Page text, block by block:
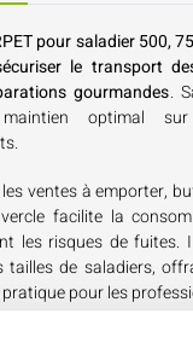
pour saladier 500,
le transport
gourmandes.
optimal
ventes à emporter,
facilite la
les risques de fuites.
tailles de saladiers,
pour les